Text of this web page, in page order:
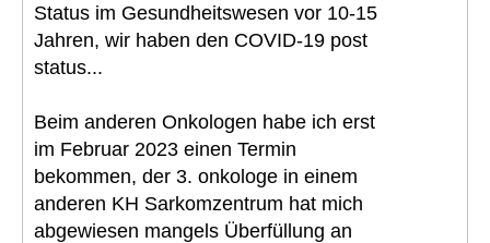
Status im Gesundheitswesen vor 10-15
Jahren, wir haben den COVID-19 post
status...
Beim anderen Onkologen habe ich erst
im Februar 2023 einen Termin
bekommen, der 3. onkologe in einem
anderen KH Sarkomzentrum hat mich
abgewiesen mangels Überfüllung an